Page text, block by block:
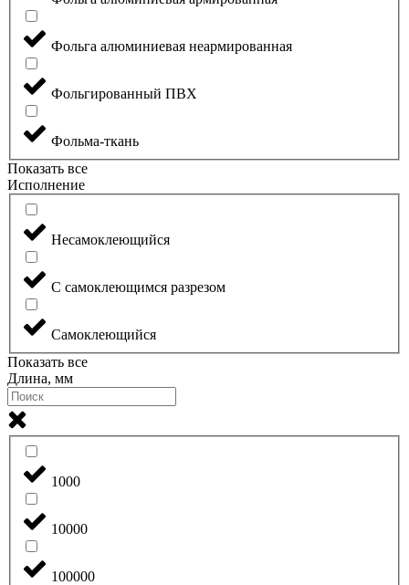
Фольга алюминиевая неармированная
Фольгированный ПВХ
Фольма-ткань
Показать все
Исполнение
Несамоклеющийся
С самоклеющимся разрезом
Самоклеющийся
Показать все
Длина, мм
1000
10000
100000